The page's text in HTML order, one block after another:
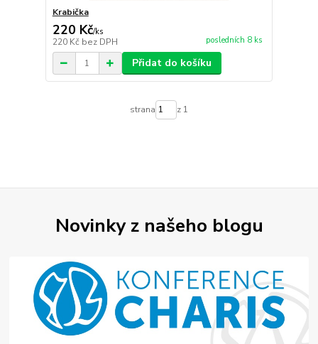
Krabička
220 Kč/ks
220 Kč bez DPH posledních 8 ks
Přidat do košíku
strana z 1
Novinky z našeho blogu